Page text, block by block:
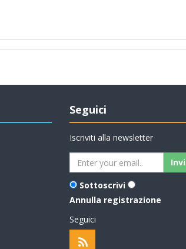
Seguici
Iscriviti alla newsletter
Sottoscrivi
Annulla registrazione
Seguici